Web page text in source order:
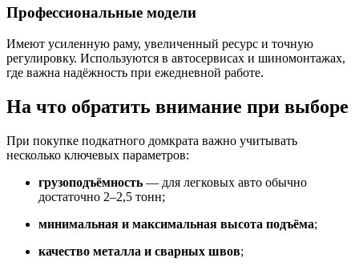
Профессиональные модели
Имеют усиленную раму, увеличенный ресурс и точную
регулировку. Используются в автосервисах и шиномонтажах,
где важна надёжность при ежедневной работе.
На что обратить внимание при выборе
При покупке подкатного домкрата важно учитывать
несколько ключевых параметров:
грузоподъёмность — для легковых авто обычно
достаточно 2–2,5 тонн;
минимальная и максимальная высота подъёма;
качество металла и сварных швов;